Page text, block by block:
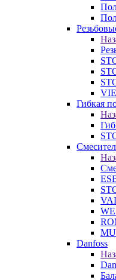
Гибкая
Danfoss